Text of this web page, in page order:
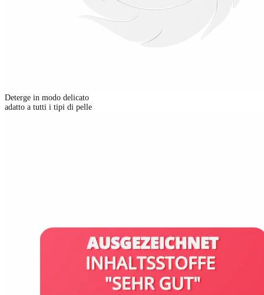
Deterge in modo delicato
adatto a tutti i tipi di pelle